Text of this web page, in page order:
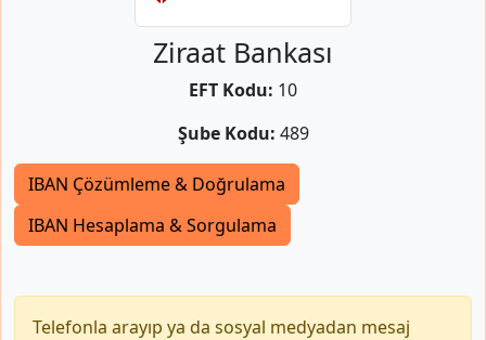
Ziraat Bankası
EFT Kodu: 10
Şube Kodu: 489
IBAN Çözümleme & Doğrulama
IBAN Hesaplama & Sorgulama
Telefonla arayıp ya da sosyal medyadan mesaj